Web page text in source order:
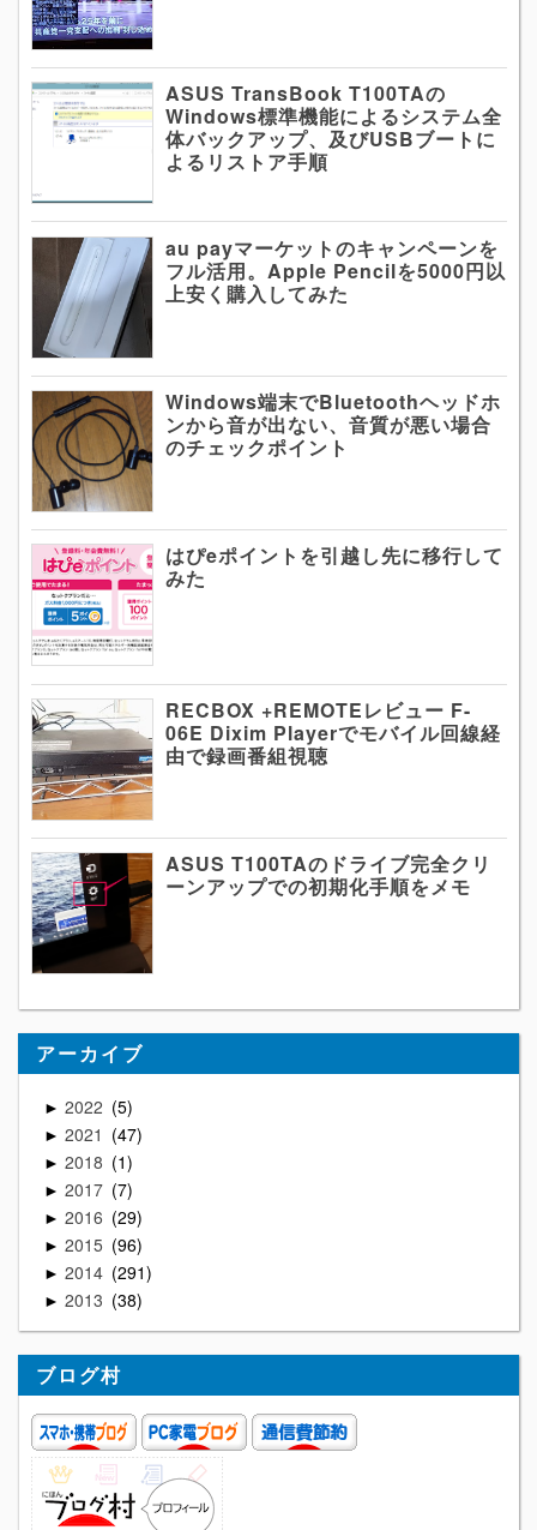
ASUS TransBook T100TAの
Windows標準機能によるシステム全
体バックアップ、及びUSBブートに
よるリストア手順
au payマーケットのキャンペーンを
フル活用。Apple Pencilを5000円以
上安く購入してみた
Windows端末でBluetoothヘッドホ
ンから音が出ない、音質が悪い場合
のチェックポイント
はぴeポイントを引越し先に移行して
みた
RECBOX +REMOTEレビュー F-
06E Dixim Playerでモバイル回線経
由で録画番組視聴
ASUS T100TAのドライブ完全クリ
ーンアップでの初期化手順をメモ
アーカイブ
► 2022 5
► 2021 47
► 2018 1
► 2017 7
► 2016 29
► 2015 96
► 2014 291
► 2013 38
ブログ村